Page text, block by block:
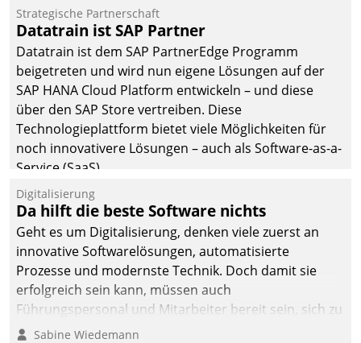
Strategische Partnerschaft
Datatrain ist SAP Partner
Datatrain ist dem SAP PartnerEdge Programm
beigetreten und wird nun eigene Lösungen auf der
SAP HANA Cloud Platform entwickeln – und diese
über den SAP Store vertreiben. Diese
Technologieplattform bietet viele Möglichkeiten für
noch innovativere Lösungen – auch als Software-as-a-
Service (SaaS).
Digitalisierung
Da hilft die beste Software nichts
Geht es um Digitalisierung, denken viele zuerst an
innovative Softwarelösungen, automatisierte
Prozesse und modernste Technik. Doch damit sie
erfolgreich sein kann, müssen auch
Führungspersonal und Mitarbeiter bereit sein, sich zu
verändern und anzupassen, sonst werden sie an ihr
Sabine Wiedemann